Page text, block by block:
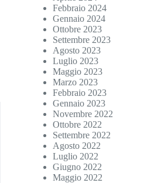
Febbraio 2024
Gennaio 2024
Ottobre 2023
Settembre 2023
Agosto 2023
Luglio 2023
Maggio 2023
Marzo 2023
Febbraio 2023
Gennaio 2023
Novembre 2022
Ottobre 2022
Settembre 2022
Agosto 2022
Luglio 2022
Giugno 2022
Maggio 2022